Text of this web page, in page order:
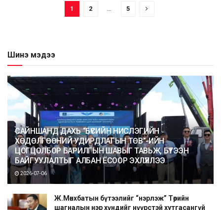
1 2 … 5
Шинэ мэдээ
САЙНШАНД ДАХЬ “БҮСИЙН НИСЛЭГИЙН
ХӨДӨЛГӨӨНИЙ УДИРДЛАГЫН ТӨВ”-ИЙН
ЦОГЦОЛБОР БАРИЛГЫН ШАВЫГ ТАВЬЖ, БҮТЭЭН
БАЙГУУЛАЛТЫГ АЛБАН ЁСООР ЭХЛҮҮЛЛЭЭ
2026-07-06
Ж.Мөнхбатын бүтээлийг “нэрлэж” Төрийн
шагналын нэр хүндийг нүүрстэй хутгасангүй